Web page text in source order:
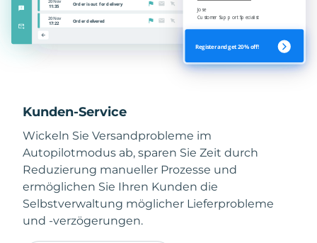
Kunden-Service
Wickeln Sie Versandprobleme im
Autopilotmodus ab, sparen Sie Zeit durch
Reduzierung manueller Prozesse und
ermöglichen Sie Ihren Kunden die
Selbstverwaltung möglicher Lieferprobleme
und -verzögerungen.